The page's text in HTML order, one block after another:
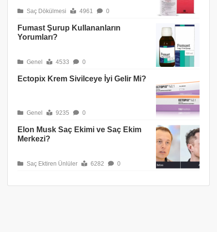
Saç Dökülmesi 4961 0
Fumast Şurup Kullananların
Yorumları?
Genel 4533 0
Ectopix Krem Sivilceye İyi Gelir Mi?
Genel 9235 0
Elon Musk Saç Ekimi ve Saç Ekim
Merkezi?
Saç Ektiren Ünlüler 6282 0